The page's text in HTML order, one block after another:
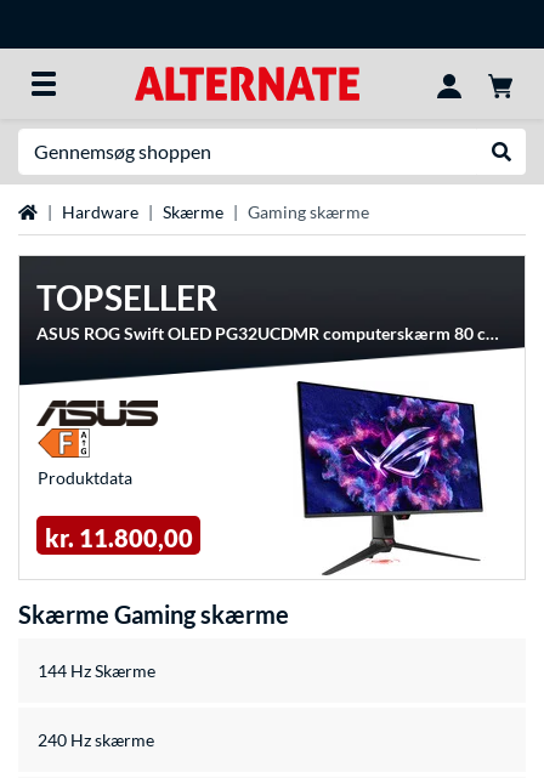
StartsideHardware Skærme Gaming skærme
TOPSELLER
ASUS ROG Swift OLED PG32UCDMR computerskærm 80 cm (31.5") 3840 x 2160 pixel 4K Ultra HD QD-OLED Sort, Gaming Skærm
Produkt­data
kr. 11.800,00
Skærme Gaming skærme
144 Hz Skærme
240 Hz skærme